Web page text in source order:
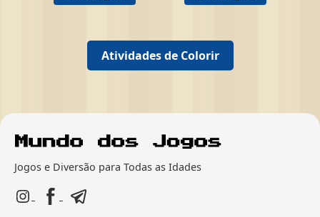
Atividades de Colorir
Jogos e Diversão para Todas as Idades